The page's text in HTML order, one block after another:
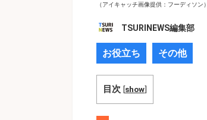
（アイキャッチ画像提供：フーディソン）
TSURINEWS編集部
お役立ち その他
目次 [show]